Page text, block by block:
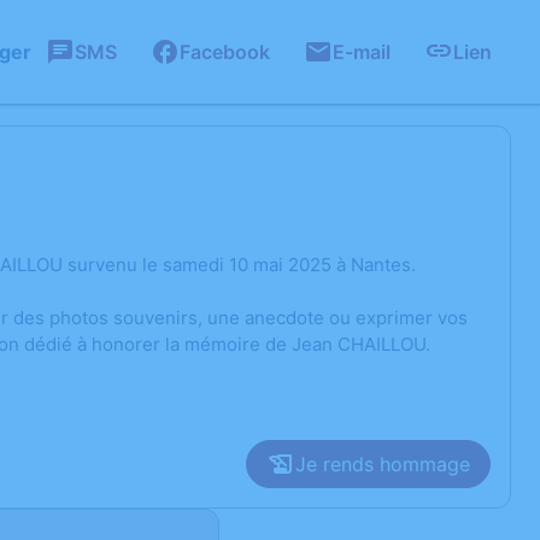
SMS Facebook E-mail Lien
survenu le samedi 10 mai 2025 à Nantes.
photos souvenirs, une anecdote ou exprimer vos
dédié à honorer la mémoire de Jean CHAILLOU.
Je rends hommage